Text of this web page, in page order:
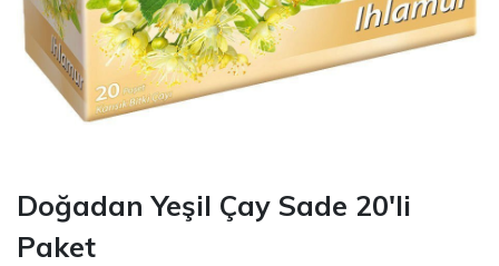
Doğadan Yeşil Çay Sade 20'li
Paket